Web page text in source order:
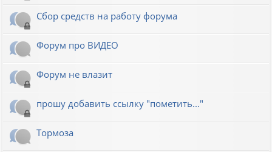
Сбор средств на работу форума
Форум про ВИДЕО
Форум не влазит
прошу добавить ссылку "пометить..."
Тормоза